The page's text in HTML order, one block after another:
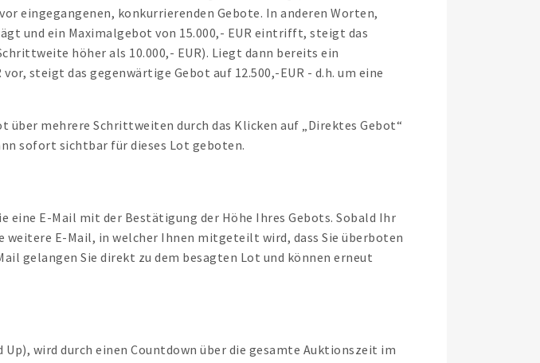
eingegangenen, konkurrierenden Gebote. In anderen Worten,
und ein Maximalgebot von 15.000,- EUR eintrifft, steigt das
höher als 10.000,- EUR). Liegt dann bereits ein
steigt das gegenwärtige Gebot auf 12.500,-EUR - d.h. um eine
über mehrere Schrittweiten durch das Klicken auf „Direktes Gebot“
sofort sichtbar für dieses Lot geboten.
eine E-Mail mit der Bestätigung der Höhe Ihres Gebots. Sobald Ihr
E-Mail, in welcher Ihnen mitgeteilt wird, dass Sie überboten
gelangen Sie direkt zu dem besagten Lot und können erneut
wird durch einen Countdown über die gesamte Auktionszeit im